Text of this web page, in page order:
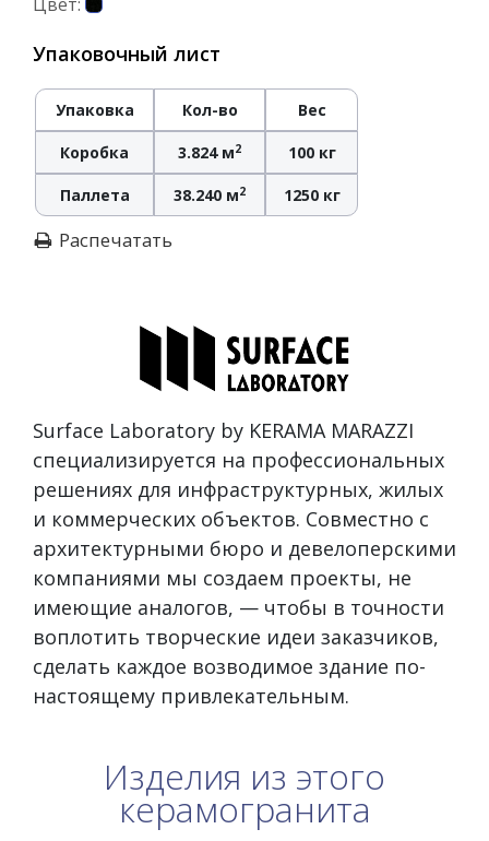
Упаковочный лист
Упаковка Кол-во Вес
Коробка 3.824 м2 100 кг
Паллета 38.240 м2 1250 кг
Распечатать
Surface Laboratory by KERAMA MARAZZI
специализируется на профессиональных
решениях для инфраструктурных, жилых
и коммерческих объектов. Совместно с
архитектурными бюро и девелоперскими
компаниями мы создаем проекты, не
имеющие аналогов, — чтобы в точности
воплотить творческие идеи заказчиков,
сделать каждое возводимое здание по-
настоящему привлекательным.
Изделия из этого
керамогранита